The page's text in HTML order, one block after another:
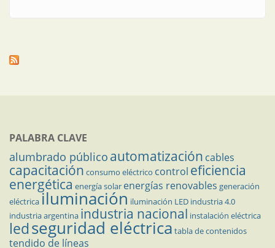
PALABRA CLAVE
alumbrado público automatización cables
capacitación consumo eléctrico control eficiencia
energética energía solar energías renovables generación
eléctricailuminación iluminación LED industria 4.0
industria argentina industria nacional instalación eléctrica
ledseguridad eléctrica tabla de contenidos
tendido de líneas